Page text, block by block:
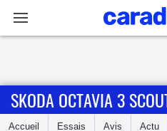
Accueil
SKODA OCTAVIA 3
Accueil Essais Avis Actu